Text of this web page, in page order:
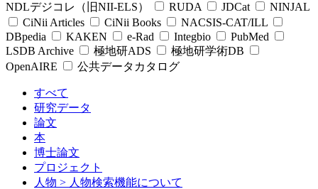
NDLデジコレ（旧NII-ELS）
RUDA JDCat
NINJAL
CiNii Articles
CiNii Books
NACSIS-CAT/ILL
DBpedia
KAKEN e-Rad Integbio
PubMed
LSDB Archive
極地研ADS
極地研学術DB
OpenAIRE
公共データカタログ
すべて
研究データ
論文
本
博士論文
プロジェクト
人物 > 人物検索機能について